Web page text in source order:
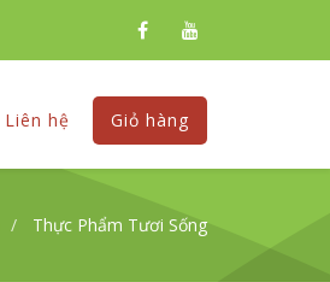
Liên hệ Giỏ hàng
Thực Phẩm Tươi Sống